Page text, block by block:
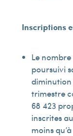
Inscriptions
Le
poursuivi
diminution
trimestre
68 423
inscrites
moins